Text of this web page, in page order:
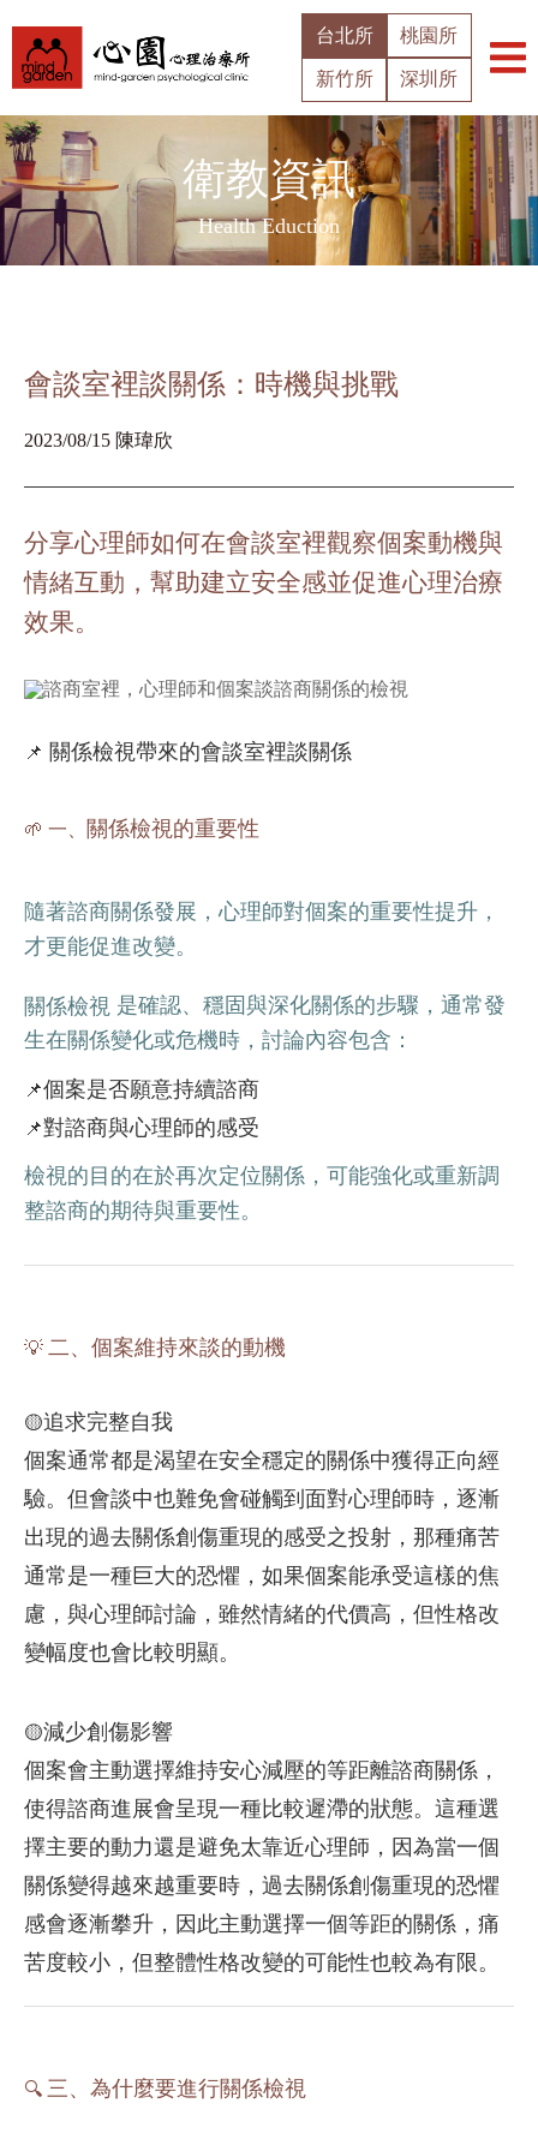
台北所 桃園所
新竹所 深圳所
衛教資訊
Health Eduction
會談室裡談關係：時機與挑戰
2023/08/15 陳瑋欣
分享心理師如何在會談室裡觀察個案動機與
情緒互動，幫助建立安全感並促進心理治療
效果。
📌 關係檢視帶來的會談室裡談關係
🌱 一、 關係檢視的重要性
隨著諮商關係發展，心理師對個案的重要性提升，
才更能促進改變。
關係檢視 是確認、穩固與深化關係的步驟，通常發
生在關係變化或危機時，討論內容包含：
📌個案是否願意持續諮商
📌對諮商與心理師的感受
檢視的目的在於再次定位關係，可能強化或重新調
整諮商的期待與重要性。
💡 二、個案維持來談的動機
🟡追求完整自我
個案通常都是渴望在安全穩定的關係中獲得正向經
驗。但會談中也難免會碰觸到面對心理師時，逐漸
出現的過去關係創傷重現的感受之投射，那種痛苦
通常是一種巨大的恐懼，如果個案能承受這樣的焦
慮，與心理師討論，雖然情緒的代價高，但性格改
變幅度也會比較明顯。
🟡減少創傷影響
個案會主動選擇維持安心減壓的等距離諮商關係，
使得諮商進展會呈現一種比較遲滯的狀態。這種選
擇主要的動力還是避免太靠近心理師，因為當一個
關係變得越來越重要時，過去關係創傷重現的恐懼
感會逐漸攀升，因此主動選擇一個等距的關係，痛
苦度較小，但整體性格改變的可能性也較為有限。
🔍 三、為什麼要進行關係檢視